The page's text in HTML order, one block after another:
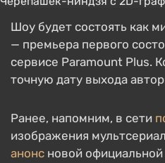
Шоу будет состоять как
— премьера первого
сервисе Paramount Plus.
точную дату выхода
Ранее, напомним, в сети
изображения
анонс новой